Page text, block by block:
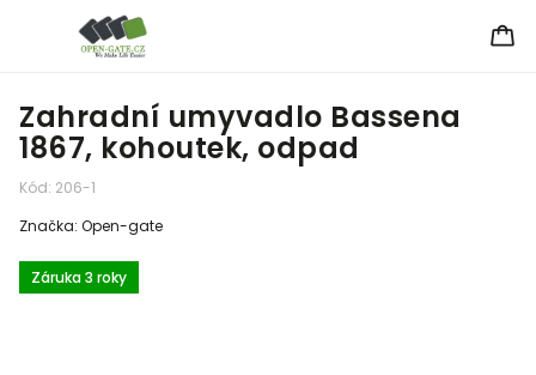
Zahradní umyvadlo Bassena
1867, kohoutek, odpad
Kód: 206-1
Záruka 3 roky
Značka: Open-gate